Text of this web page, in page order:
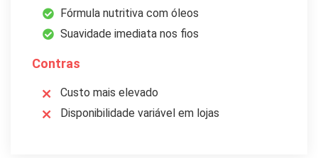
Fórmula nutritiva com óleos
Suavidade imediata nos fios
Contras
Custo mais elevado
Disponibilidade variável em lojas